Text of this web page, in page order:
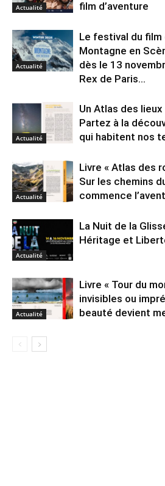
Actualité
film d’aventure
Actualité
Le festival du film
Montagne en
dès le 13
Rex de Paris...
Actualité
Un Atlas des
Partez à la
qui habitent nos
Actualité
Livre « Atlas des
Sur les chemins
commence
Actualité
La Nuit de la
Héritage et
Actualité
Livre « Tour du
invisibles ou
beauté devient